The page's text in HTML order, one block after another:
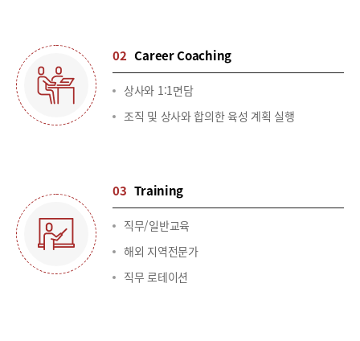
02 Career Coaching
상사와 1:1면담
조직 및 상사와 합의한 육성 계획 실행
03 Training
직무/일반교육
해외 지역전문가
직무 로테이션